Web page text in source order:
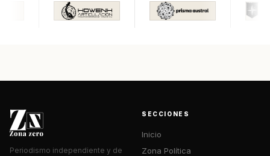
Periodismo independiente y de
SECCIONES
Inicio
Zona Política